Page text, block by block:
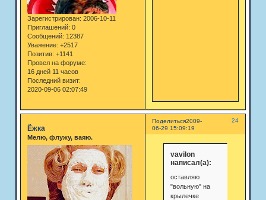
Зарегистрирован: 2006-10-11
Приглашений: 0
Сообщений: 12387
Уважение: +2517
Позитив: +1141
Провел на форуме:
16 дней 11 часов
Последний визит:
2020-09-06 02:07:49
Поделиться 24
2009-
06-29 15:09:19
Ёжка
Мелю, флужу, ваяю.
vavilon
написал(а):
оставляю
"вольную" на
крылечке